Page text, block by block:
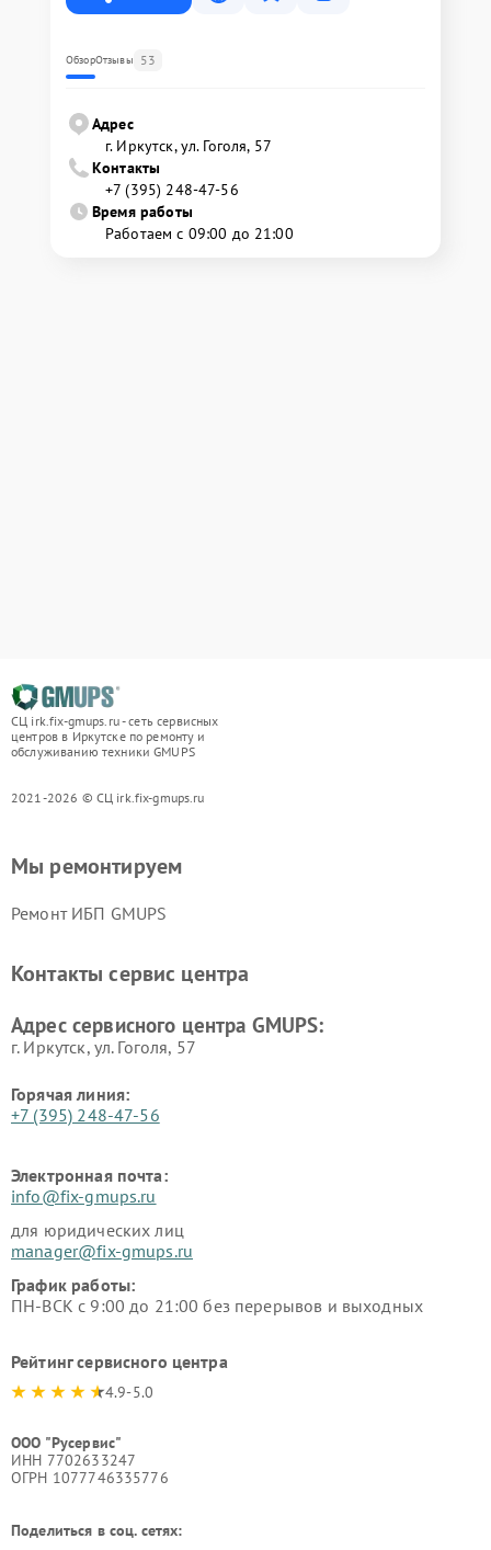
ОбзорОтзывы 53
Адрес
г. Иркутск, ул. ​Гоголя, 57
Контакты
+7 (395) 248-47-56
Время работы
Работаем с 09:00 до 21:00
СЦ irk.fix-gmups.ru - сеть сервисных
центров в Иркутске по ремонту и
обслуживанию техники GMUPS
2021-2026 © СЦ irk.fix-gmups.ru
Мы ремонтируем
Ремонт ИБП GMUPS
Контакты сервис центра
Адрес сервисного центра GMUPS:
г. Иркутск, ул. ​Гоголя, 57
Горячая линия:
+7 (395) 248-47-56
Электронная почта:
info@fix-gmups.ru
для юридических лиц
manager@fix-gmups.ru
График работы:
ПН-ВСК с 9:00 до 21:00 без перерывов и выходных
Рейтинг сервисного центра
4.9-5.0
ООО "Русервис"
ИНН 7702633247
ОГРН 1077746335776
Поделиться в соц. сетях: